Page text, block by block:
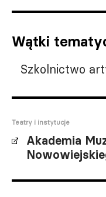
Wątki
Szkolnictwo
Teatry i instytucje
Akademia